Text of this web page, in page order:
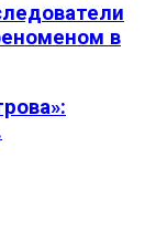
в